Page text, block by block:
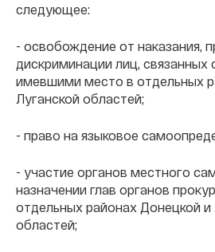
следующее:
- освобождение от наказания,
дискриминации лиц, связанных
имевшими место в отдельных
Луганской областей;
- право на языковое
- участие органов местного
назначении глав органов
отдельных районах Донецкой и
областей;